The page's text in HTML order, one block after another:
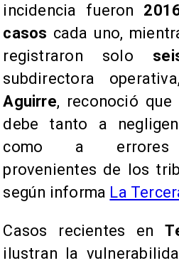
incidencia fueron
casos cada uno,
registraron solo
subdirectora
Aguirre, reconoció
debe tanto a
como a errores
provenientes de los
según informa La
Casos recientes en
ilustran la